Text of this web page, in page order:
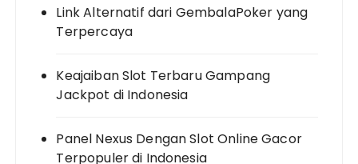
Link Alternatif dari GembalaPoker yang
Terpercaya
Keajaiban Slot Terbaru Gampang
Jackpot di Indonesia
Panel Nexus Dengan Slot Online Gacor
Terpopuler di Indonesia